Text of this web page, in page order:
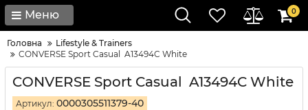
Меню 0
Головна
Lifestyle & Trainers
CONVERSE Sport Casual A13494C White
CONVERSE Sport Casual A13494C White
Артикул: 0000305511379-40